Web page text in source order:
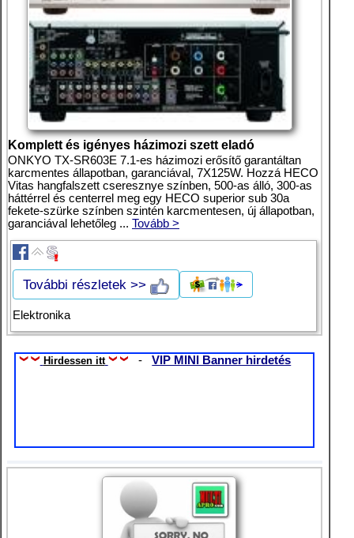
Komplett és igényes házimozi szett eladó
ONKYO TX-SR603E 7.1-es házimozi erősítő garantáltan
karcmentes állapotban, garanciával, 7X125W. Hozzá HECO
Vitas hangfalszett cseresznye színben, 500-as álló, 300-as
háttérrel és centerrel meg egy HECO superior sub 30a
fekete-szürke színben szintén karcmentesen, új állapotban,
garanciával lehetőleg ... Tovább >
További részletek >>
Elektronika
Hirdessen itt -VIP MINI Banner hirdetés